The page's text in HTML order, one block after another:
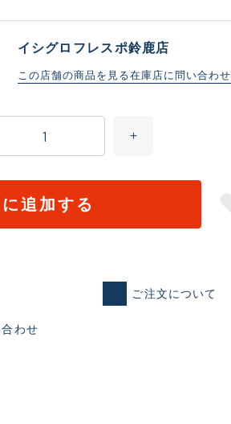
イシグロフレスポ鈴鹿店
この店舗の商品を見る在庫店に問い合わせ
追加する
ご注文について
わせ